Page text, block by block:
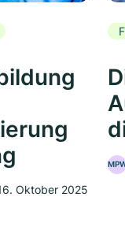
Oktober 2025